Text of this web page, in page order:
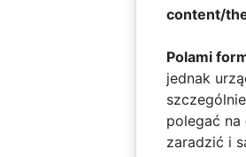
content/
Polami
jednak
polegać na
zaradzić i